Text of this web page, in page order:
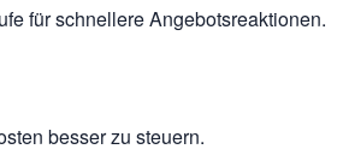
für schnellere Angebotsreaktionen.
besser zu steuern.